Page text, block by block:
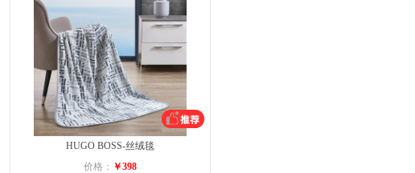
HUGO BOSS-丝绒毯
价格： ￥398